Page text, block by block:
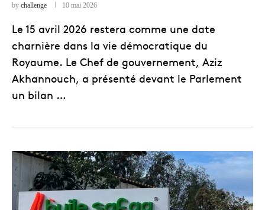
by challenge 10 mai 2026
Le 15 avril 2026 restera comme une date
charnière dans la vie démocratique du
Royaume. Le Chef de gouvernement, Aziz
Akhannouch, a présenté devant le Parlement
un bilan …